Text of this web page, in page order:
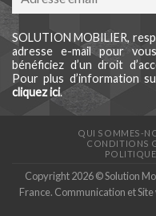
SOLUTION MOBILIER,
adresse e-mail pour
bénéficiez d’un droit
Pour plus d’information
cliquez ici.
QUI SOMMES-
CONDITIONS
Copyright 2026 © Solution
France. Communication et